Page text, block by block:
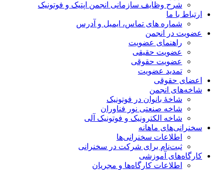
شرح وظایف سازمانی انجمن اپتیک و فوتونیک
ارتباط با ما
شماره های تماس، ایمیل و آدرس
عضویت در انجمن
راهنمای عضویت
عضویت حقیقی
عضویت حقوقی
تمدید عضویت
اعضای حقوقی
شاخه‌های انجمن
شاخۀ بانوان در فوتونیک
شاخه صنعتی نور فناوران
شاخه‌ الکترونیک و فوتونیک آلی
سخنرانی‌های ماهانه
اطلاعات سخنرانی‌‌ها
ثبت‌نام برای شرکت در سخنرانی
کارگاه‌های آموزشی
اطلاعات کارگاه‌ها و مجریان